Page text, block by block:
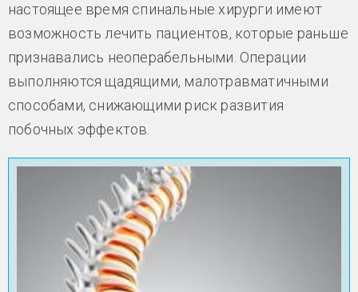
настоящее время спинальные хирурги имеют
возможность лечить пациентов, которые раньше
признавались неоперабельными. Операции
выполняются щадящими, малотравматичными
способами, снижающими риск развития
побочных эффектов.